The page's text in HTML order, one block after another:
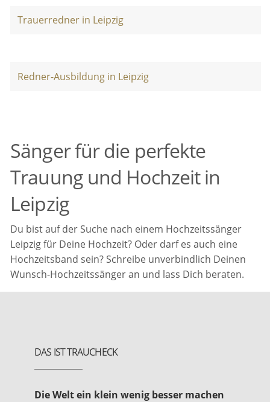
Trauerredner in Leipzig
Redner-Ausbildung in Leipzig
Sänger für die perfekte
Trauung und Hochzeit in
Leipzig
Du bist auf der Suche nach einem Hochzeitssänger
Leipzig für Deine Hochzeit? Oder darf es auch eine
Hochzeitsband sein? Schreibe unverbindlich Deinen
Wunsch-Hochzeitssänger an und lass Dich beraten.
DAS IST TRAUCHECK
Die Welt ein klein wenig besser machen